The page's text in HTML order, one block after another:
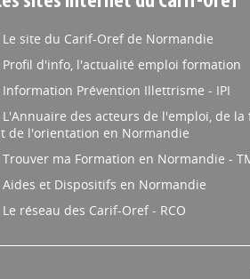
Le site du Carif-Oref de Normandie
Profil d'info, l'actualité emploi formation
Information Prévention Illettrisme - IPI
L'Annuaire des acteurs de l'emploi, de la
de l'orientation en Normandie
Trouver ma Formation en Normandie -
Aides et Dispositifs en Normandie
Le réseau des Carif-Oref - RCO